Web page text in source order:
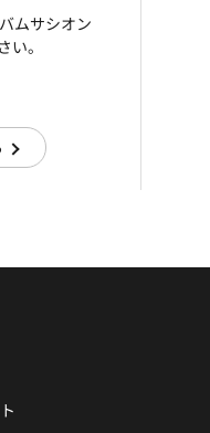
ムサシオン
。